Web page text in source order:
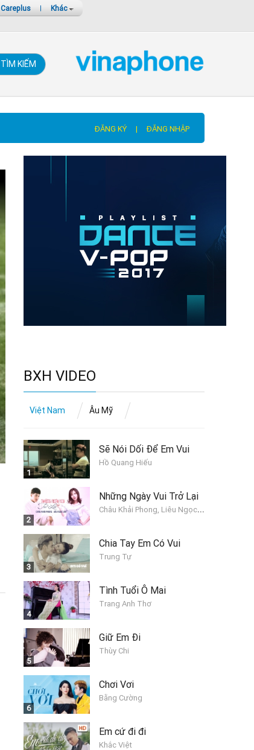
Careplus | Khác
TÌM KIẾM
ĐĂNG KÝ | ĐĂNG NHẬP
BXH VIDEO
Việt Nam Âu Mỹ
1
Sẽ Nói Dối Để Em Vui
Hồ Quang Hiếu
2
Những Ngày Vui Trở Lại
C
hâu Khải Phong, Liêu Ngọc Lan
3
Chia Tay Em Có Vui
Trung Tự
4
Tình Tuổi Ô Mai
Trang Anh Thơ
5
Giữ Em Đi
Thùy Chi
6
Chơi Vơi
Bằng Cường
Em cứ đi đi
Khắc Việt